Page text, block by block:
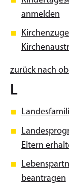
anmelden
zurück nach
L
Eltern
beantragen